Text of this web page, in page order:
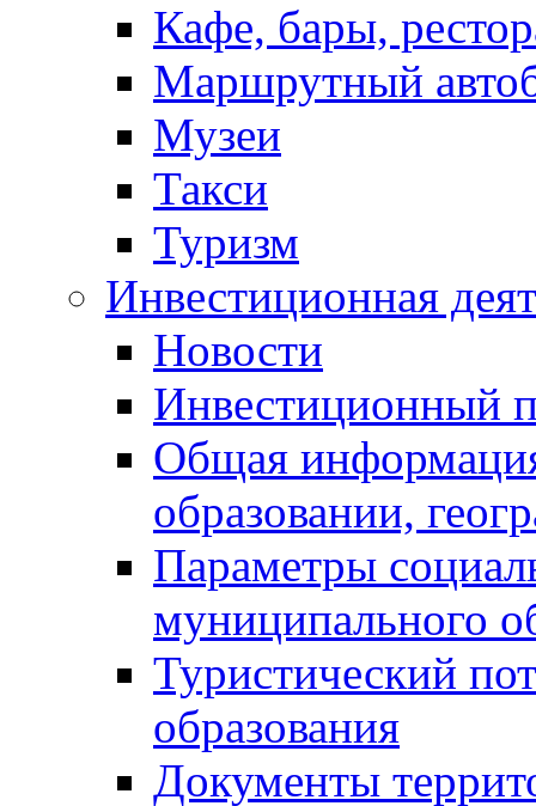
Кафе, бары,
Маршрутный
Музеи
Такси
Туризм
Инвестиционная
Новости
Инвестиционный
Общая
образовании,
Параметры
муниципального
Туристический
образования
Документы